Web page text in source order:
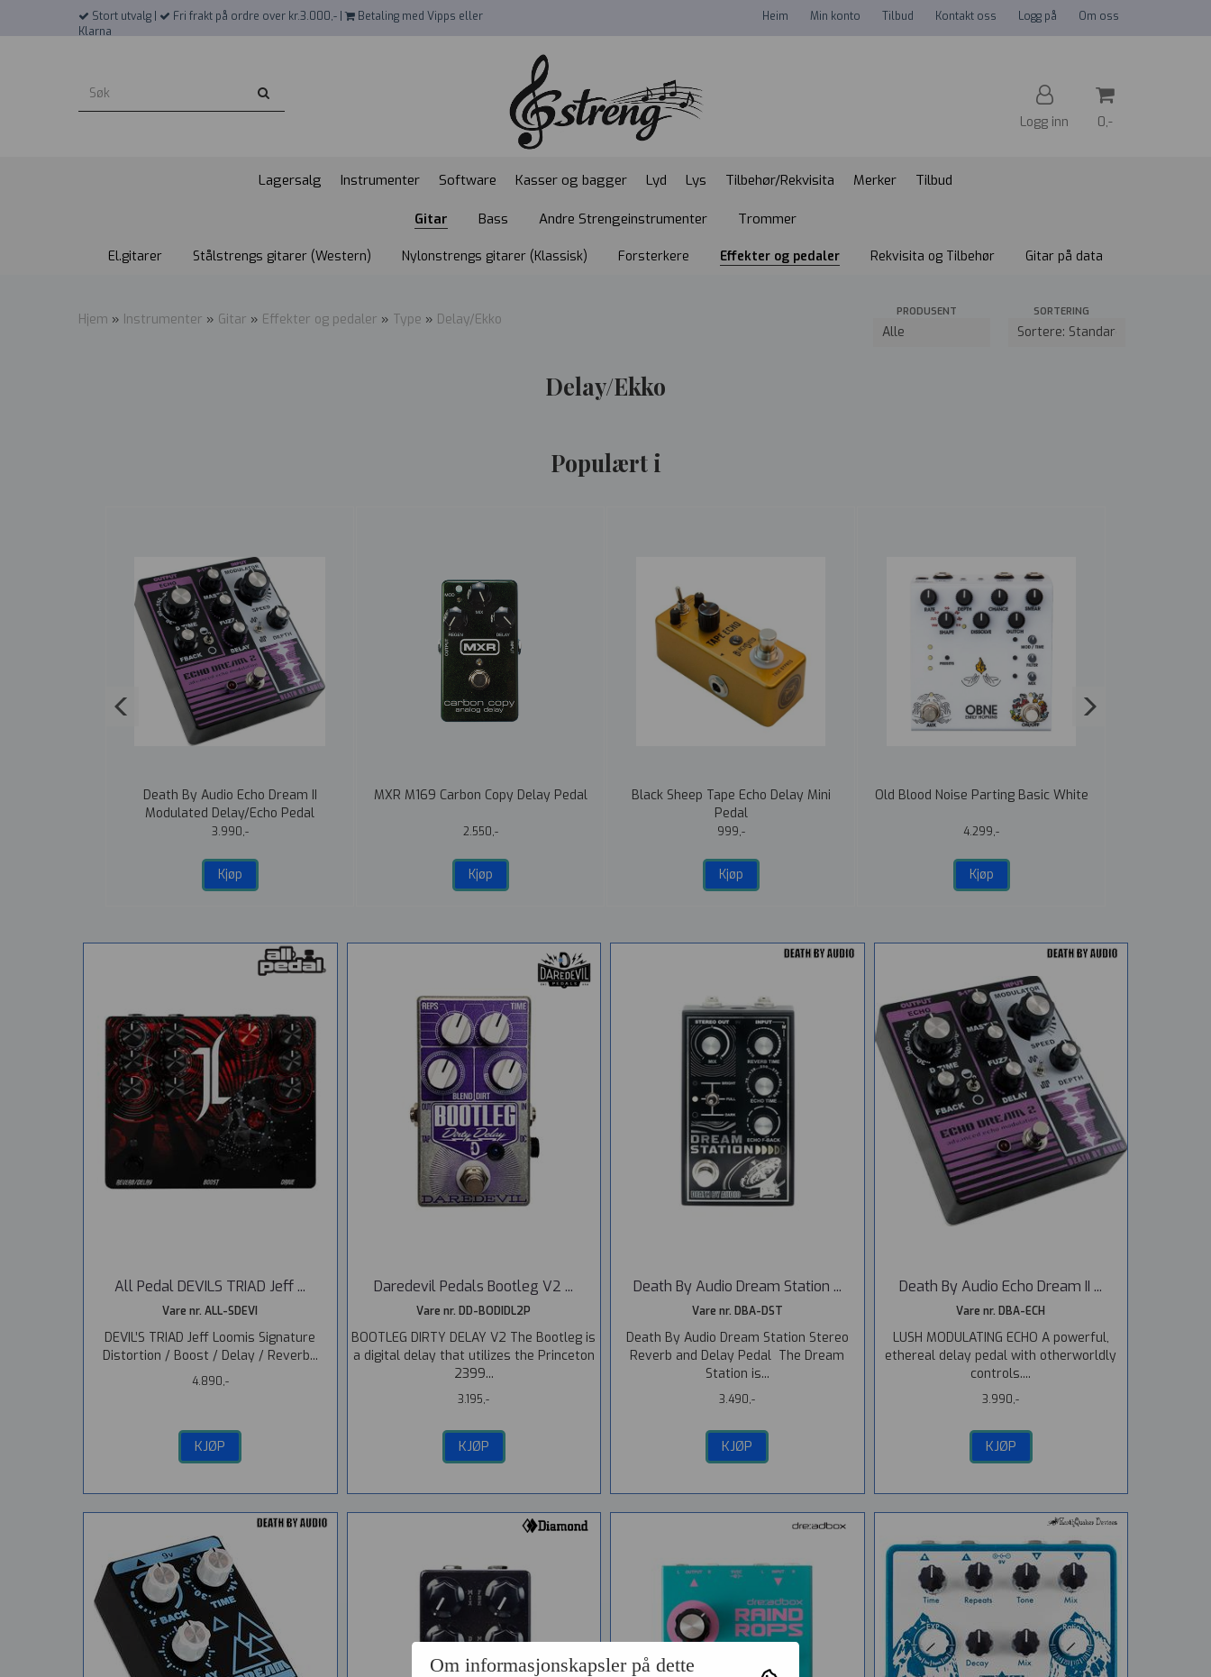
Stort utvalg | Fri frakt på ordre over kr.3.000,- |
Betaling med Vipps eller
Klarna
Heim Min konto Tilbud Kontakt oss Logg på Om oss
Logg inn 0,-
Lagersalg Instrumenter Software Kasser og bagger Lyd Lys Tilbehør/Rekvisita Merker Tilbud
Gitar Bass Andre Strengeinstrumenter Trommer
El.gitarer Stålstrengs gitarer (Western) Nylonstrengs gitarer (Klassisk) Forsterkere Effekter og pedaler Rekvisita og Tilbehør Gitar på data
Hjem » Instrumenter » Gitar » Effekter og pedaler » Type » Delay/Ekko PRODUSENT SORTERING
Delay/Ekko
Populært i
Death By Audio Echo Dream II
Modulated Delay/Echo Pedal
3.990,-
Kjøp
MXR M169 Carbon Copy Delay Pedal
2.550,-
Kjøp
Black Sheep Tape Echo Delay Mini
Pedal
999,-
Kjøp
Old Blood Noise Parting Basic White
4.299,-
Kjøp
All Pedal DEVILS TRIAD Jeff ...
Vare nr. ALL-SDEVI
DEVIL’S TRIAD Jeff Loomis Signature
Distortion / Boost / Delay / Reverb...
4.890,-
KJØP
Daredevil Pedals Bootleg V2 ...
Vare nr. DD-BODIDL2P
BOOTLEG DIRTY DELAY V2 The Bootleg is
a digital delay that utilizes the Princeton
2399...
3.195,-
KJØP
Death By Audio Dream Station ...
Vare nr. DBA-DST
Death By Audio Dream Station Stereo
Reverb and Delay Pedal The Dream
Station is...
3.490,-
KJØP
Death By Audio Echo Dream II ...
Vare nr. DBA-ECH
LUSH MODULATING ECHO A powerful,
ethereal delay pedal with otherworldly
controls....
3.990,-
KJØP
Trykk ENTER for å søke
Om informasjonskapsler på dette